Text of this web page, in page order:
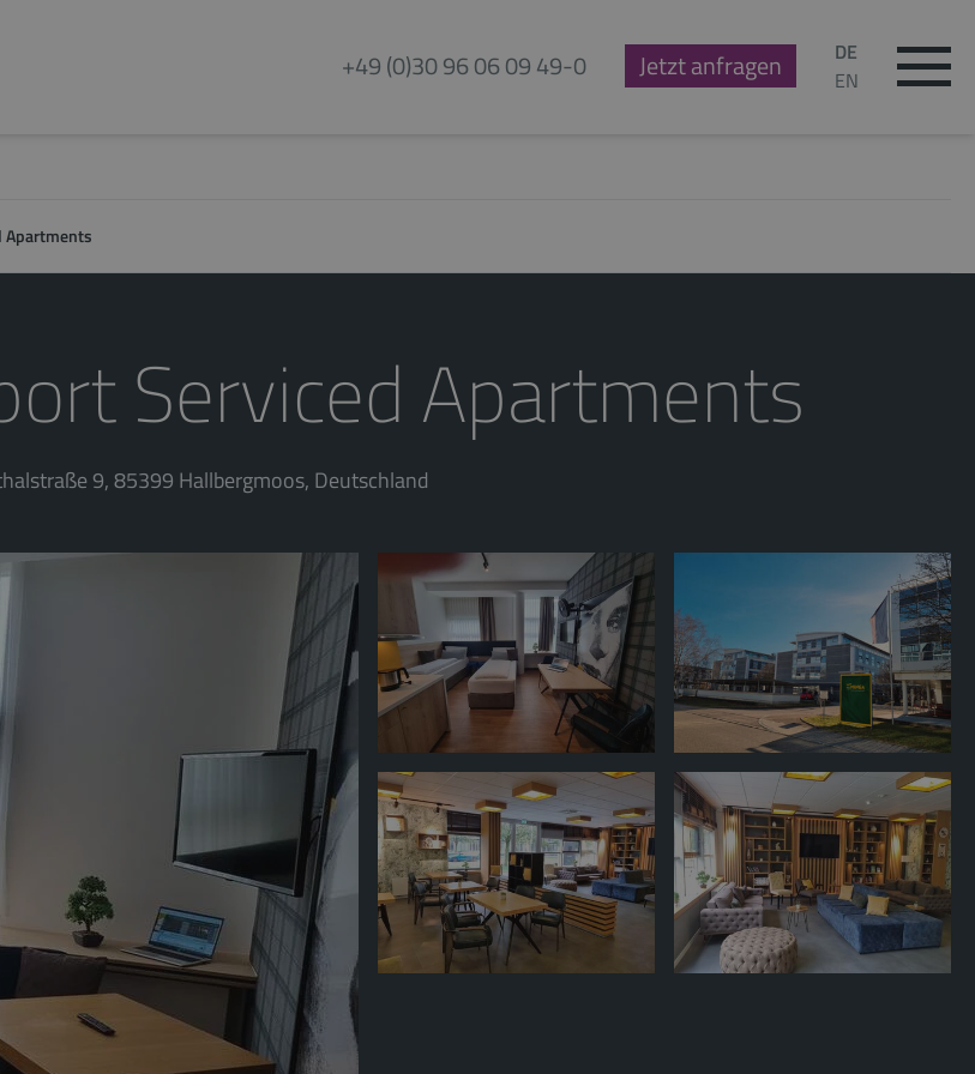
+49 (0)30 96 06 09 49-0 Jetzt anfragen
DE
EN
Apartments
Serviced Apartments
9, 85399 Hallbergmoos, Deutschland